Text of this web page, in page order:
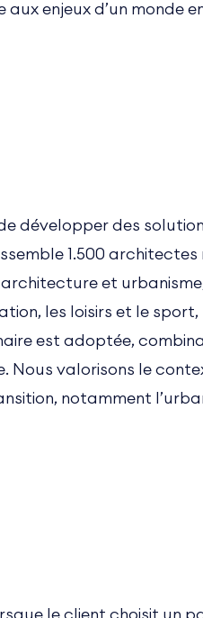
enjeux d’un monde
développer des
1.500
et
les loisirs et le sport,
est adoptée,
Nous valorisons le
notamment
le client choisit un